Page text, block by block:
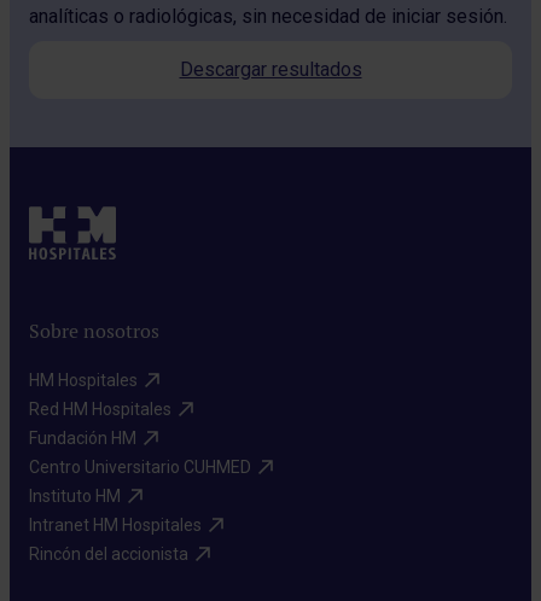
analíticas o radiológicas, sin necesidad de iniciar sesión.
Descargar resultados
Sobre nosotros
HM Hospitales​
Red HM Hospitales​
Fundación HM​
Centro Universitario CUHMED​
Instituto HM​
Intranet HM Hospitales​
Rincón del accionista​